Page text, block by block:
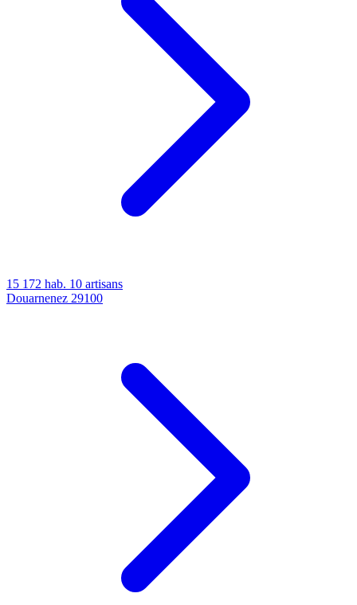
15 172 hab. 10 artisans
Douarnenez 29100